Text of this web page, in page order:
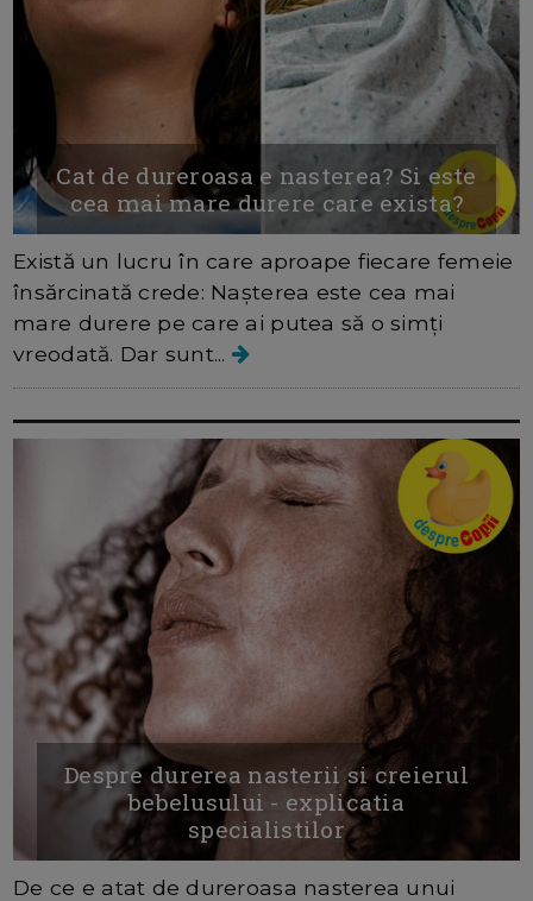
Cat de dureroasa e nasterea? Si este
cea mai mare durere care exista?
Există un lucru în care aproape fiecare femeie
însărcinată crede: Nașterea este cea mai
mare durere pe care ai putea să o simți
vreodată. Dar sunt...
Despre durerea nasterii si creierul
bebelusului - explicatia
specialistilor
De ce e atat de dureroasa nasterea unui